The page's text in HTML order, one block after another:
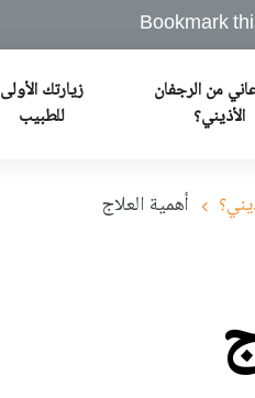
Bookmark
من الرجفان
الأذيني؟
زيارتك الأولى
للطبيب
أهمية العلاج